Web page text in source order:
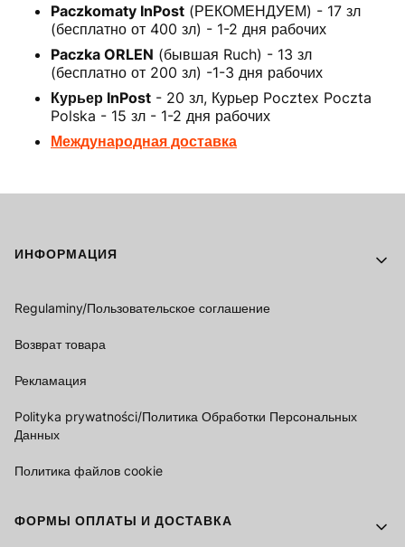
Paczkomaty InPost (РЕКОМЕНДУЕМ) - 17 зл
(бесплатно от 400 зл) - 1-2 дня рабочих
Paczka ORLEN (бывшая Ruch) - 13 зл
(бесплатно от 200 зл) -1-3 дня рабочих
Курьер InPost - 20 зл, Курьер Pocztex Poczta
Polska - 15 зл - 1-2 дня рабочих
Международная доставка
Footer menu
ИНФОРМАЦИЯ
Regulaminy/Пользовательское соглашение
Возврат товара
Рекламация
Polityka prywatności/Политика Обработки Персональных
Данных
Политика файлов cookie
ФОРМЫ ОПЛАТЫ И ДОСТАВКА